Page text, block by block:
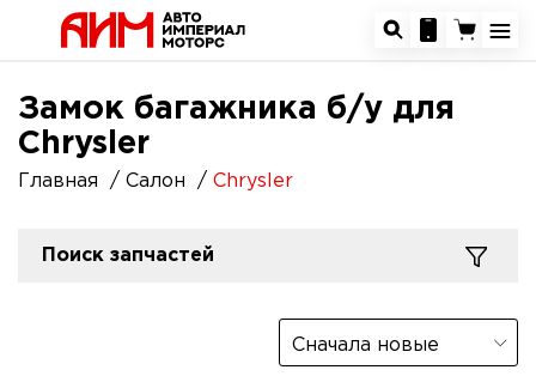
Замок багажника б/у для
Chrysler
Главная Салон Chrysler
Поиск запчастей
Сначала новые